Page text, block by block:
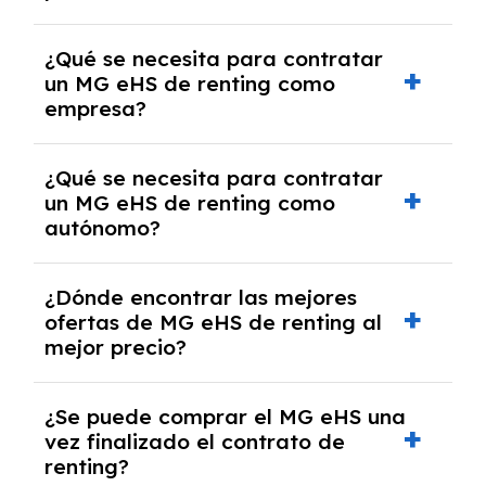
experto que te asesore.
y, en algunos casos, una consulta de solvencia
crediticia y un pago inicial.
¿Qué se necesita para contratar
un MG eHS de renting como
empresa?
documentación financiera y, en algunos
casos, un informe de solvencia de la empresa
y un pago inicial.
¿Qué se necesita para contratar
un MG eHS de renting como
autónomo?
autónomos, justificante de ingresos y, en
algunos casos, un informe fiscal y un pago
inicial.
¿Dónde encontrar las mejores
ofertas de MG eHS de renting al
mejor precio?
mejores ofertas de vehículos de renting con
todos los gastos incluidos y sin pagar
entradas.
¿Se puede comprar el MG eHS una
vez finalizado el contrato de
renting?